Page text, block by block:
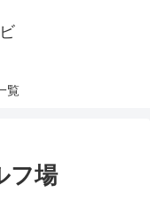
覧
フ場